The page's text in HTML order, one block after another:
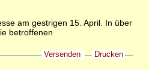
am gestrigen 15. April. In über
betroffenen
Versenden Drucken